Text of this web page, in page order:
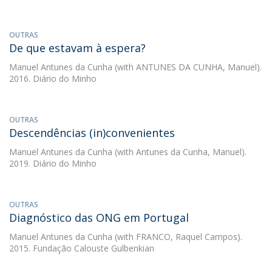
OUTRAS
De que estavam à espera?
Manuel Antunes da Cunha (with ANTUNES DA CUNHA, Manuel).
2016. Diário do Minho
OUTRAS
Descendências (in)convenientes
Manuel Antunes da Cunha (with Antunes da Cunha, Manuel).
2019. Diário do Minho
OUTRAS
Diagnóstico das ONG em Portugal
Manuel Antunes da Cunha (with FRANCO, Raquel Campos).
2015. Fundação Calouste Gulbenkian